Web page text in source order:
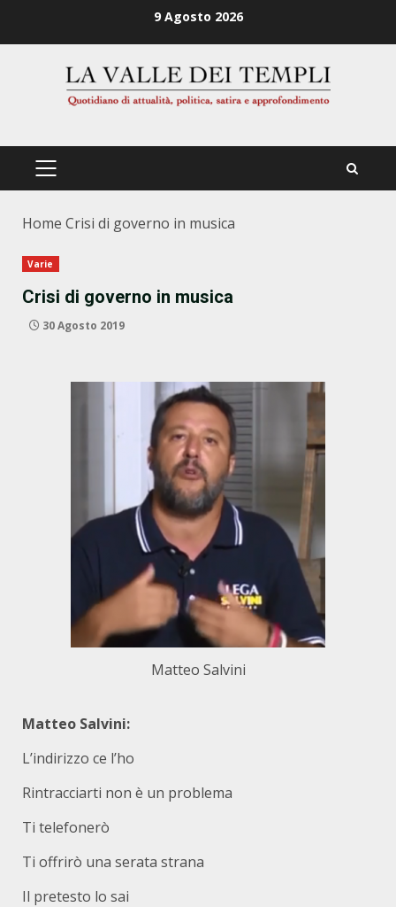
9 Agosto 2026
PRIMÄRES
Home Crisi di governo in musica
Varie
Crisi di governo in musica
30 Agosto 2019
Matteo Salvini
Matteo Salvini:
L’indirizzo ce l’ho
Rintracciarti non è un problema
Ti telefonerò
Ti offrirò una serata strana
Il pretesto lo sai